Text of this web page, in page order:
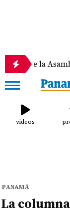
de la
videos
PANAMÁ
La